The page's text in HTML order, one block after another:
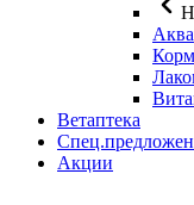
Ветаптека
Акции